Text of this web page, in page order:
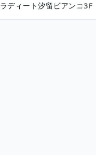
ラディート汐留ビアンコ3F